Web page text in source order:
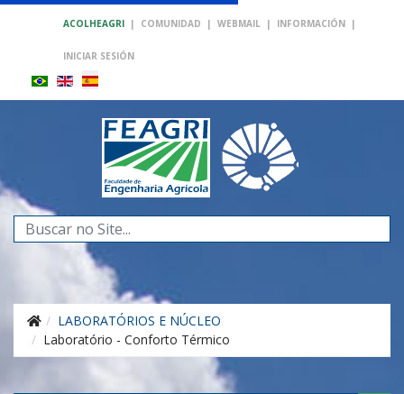
ACOLHEAGRI | COMUNIDAD | WEBMAIL | INFORMACIÓN |
INICIAR SESIÓN
Buscar...
LABORATÓRIOS E NÚCLEO
Laboratório - Conforto Térmico